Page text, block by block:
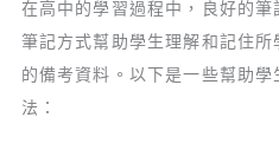
在高中的學習過程中，良好的
筆記方式幫助學生理解和記住
的備考資料。以下是一些幫助
法：